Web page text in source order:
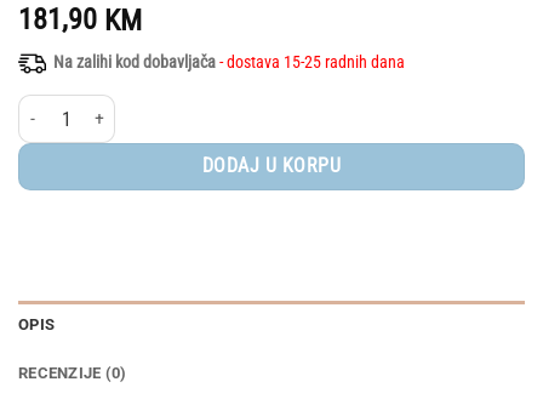
181,90 KM
Na zalihi kod dobavljača- dostava 15-25 radnih dana
Bugaboo® Adapter za autosjedalicu – Donkey twin količina
DODAJ U KORPU
OPIS
RECENZIJE (0)